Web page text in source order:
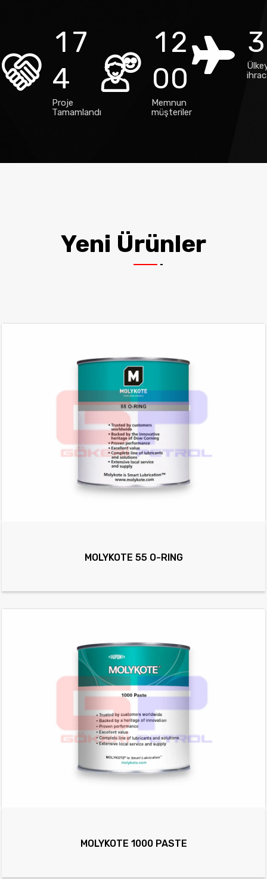
1 7
4
Proje
Tamamlandı
1 2
00
Memnun
müşteriler
3
Yeni Ürünler
MOLYKOTE 55 O-RING
MOLYKOTE 1000 PASTE